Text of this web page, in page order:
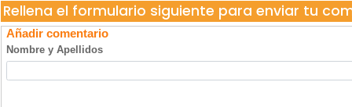
Rellena el formulario siguiente para enviar tu
Añadir comentario
Nombre y Apellidos